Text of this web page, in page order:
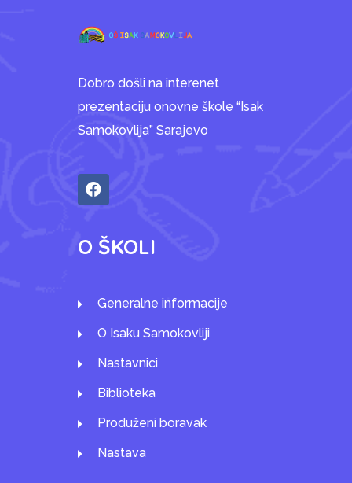
Dobro došli na interenet
prezentaciju onovne škole “Isak
Samokovlija” Sarajevo
O ŠKOLI
Generalne informacije
O Isaku Samokovliji
Nastavnici
Biblioteka
Produženi boravak
Nastava